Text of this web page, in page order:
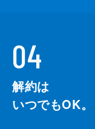
04
解約は
いつでもOK。